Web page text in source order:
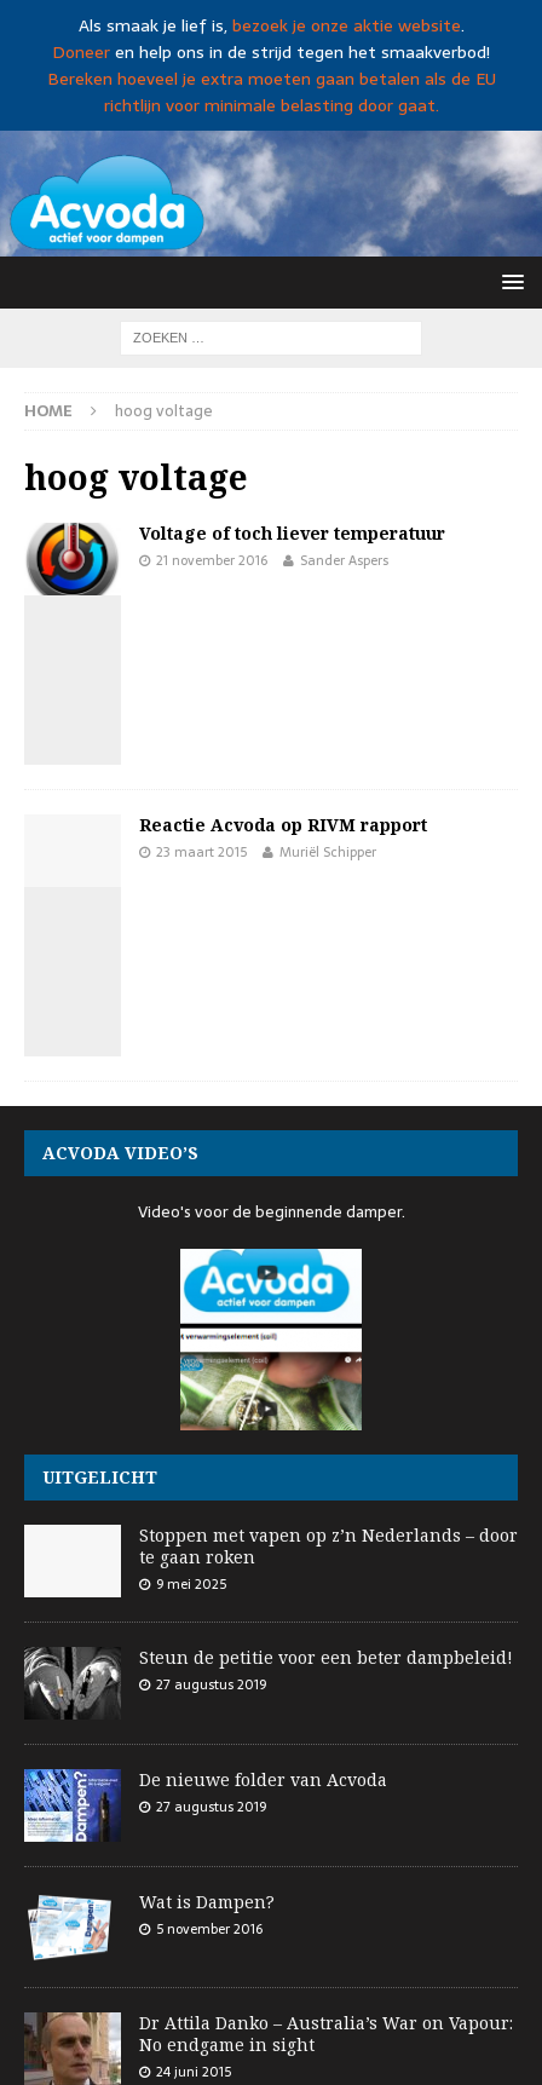
Als smaak je lief is,bezoek je onze aktie website.
Doneeren help ons in de strijd tegen het smaakverbod!
Bereken hoeveel je extra moeten gaan betalen als de EU
richtlijn voor minimale belasting door gaat.
HOME hoog voltage
hoog voltage
Voltage of toch liever temperatuur
21 november 2016 Sander Aspers
Reactie Acvoda op RIVM rapport
23 maart 2015 Muriël Schipper
ACVODA VIDEO’S
Video's voor de beginnende damper.
UITGELICHT
Stoppen met vapen op z’n Nederlands – door
te gaan roken
9 mei 2025
Steun de petitie voor een beter dampbeleid!
27 augustus 2019
De nieuwe folder van Acvoda
27 augustus 2019
Wat is Dampen?
5 november 2016
Dr Attila Danko – Australia’s War on Vapour:
No endgame in sight
24 juni 2015